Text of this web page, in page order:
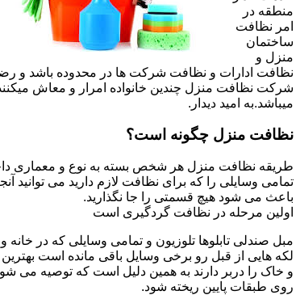
منطقه در
امر نظافت
ساختمان
منزل و
نظافت ادارات و نظافت شرکت ها در محدوده باشد و
شرکت نظافت منزل چندین خانواده امرار و معاش
میباشد.به امید دیدار.
نظافت منزل چگونه است؟
طریقه نظافت منزل هر شخص بسته به نوع و معماری
تمامی وسایلی را که برای نظافت لازم دارید می توانید
باعث می شود هیچ قسمتی را جا نگذارید.
اولین مرحله در نظافت گردگیری است
مبل صندلی تابلوها تلوزیون و تمامی وسایلی که در
لکه هایی از قبل رو برخی وسایل باقی مانده است
و خاک را دربر دارند به همین دلیل است که توصیه می
روی طبقات پایین ریخته شود.